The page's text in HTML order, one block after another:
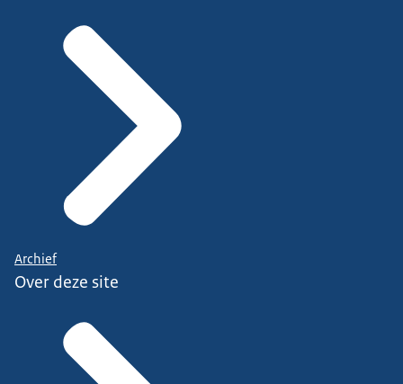
Archief
Over deze site